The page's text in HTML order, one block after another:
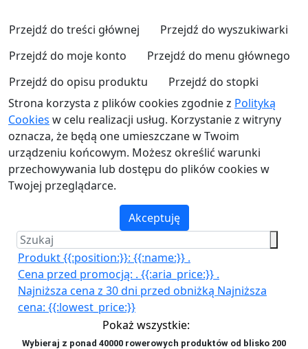
Przejdź do treści głównej
Przejdź do wyszukiwarki
Przejdź do moje konto
Przejdź do menu głównego
Przejdź do opisu produktu
Przejdź do stopki
Strona korzysta z plików cookies zgodnie z Polityką
Cookies w celu realizacji usług. Korzystanie z witryny
oznacza, że będą one umieszczane w Twoim
urządzeniu końcowym. Możesz określić warunki
przechowywania lub dostępu do plików cookies w
Twojej przeglądarce.
Akceptuję
Produkt {{:position:}}: {{:name:}} .
Cena przed promocją: . {{:aria_price:}} .
Najniższa cena z 30 dni przed obniżką Najniższa
cena: {{:lowest_price:}}
Pokaż wszystkie:
Wybieraj z ponad 40000 rowerowych produktów od blisko 200